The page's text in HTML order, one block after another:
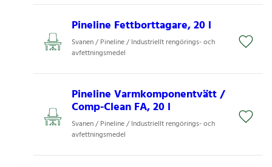
Pineline Fettborttagare, 20 l
Svanen / Pineline / Industriellt rengörings- och
avfettningsmedel
Pineline Varmkomponentvätt /
Comp-Clean FA, 20 l
Svanen / Pineline / Industriellt rengörings- och
avfettningsmedel